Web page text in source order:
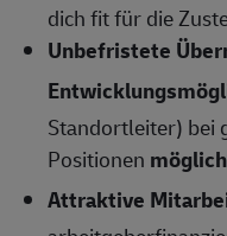
dich fit für die
Unbefristete
Standortleiter) bei
Positionen möglich
Attraktive